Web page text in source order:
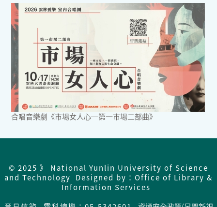
合唱音樂劇《市場女人心─第一市場二部曲》
© 2025 》 National Yunlin University of Science
and Technology Designed by：Office of Library &
Information Services